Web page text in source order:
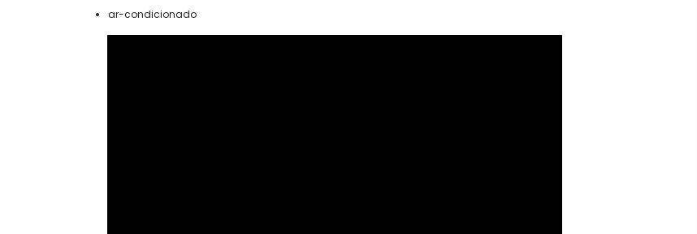
ar-condicionado